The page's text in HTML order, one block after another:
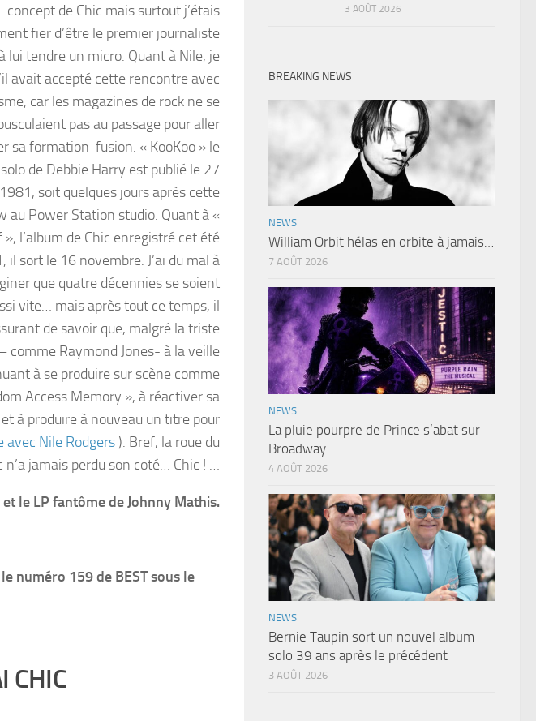
concept de Chic mais surtout j’étais
fier d’être le premier journaliste
lui tendre un micro. Quant à Nile, je
avait accepté cette rencontre avec
car les magazines de rock ne se
pas au passage pour aller
sa formation-fusion. « KooKoo » le
de Debbie Harry est publié le 27
soit quelques jours après cette
au Power Station studio. Quant à «
», l’album de Chic enregistré cet été
il sort le 16 novembre. J’ai du mal à
que quatre décennies se soient
vite… mais après tout ce temps, il
de savoir que, malgré la triste
comme Raymond Jones- à la veille
à se produire sur scène comme
Access Memory », à réactiver sa
à produire à nouveau un titre pour
Nile Rodgers ). Bref, la roue du
jamais perdu son coté… Chic ! …
le LP fantôme deJohnny Mathis.
numéro 159 de BEST sous le
CHIC
3 AOÛT 2026
BREAKING NEWS
NEWS
William Orbit hélas en orbite à jamais…
7 AOÛT 2026
NEWS
La pluie pourpre de Prince s’abat sur
Broadway
4 AOÛT 2026
NEWS
Bernie Taupin sort un nouvel album
solo 39 ans après le précédent
3 AOÛT 2026